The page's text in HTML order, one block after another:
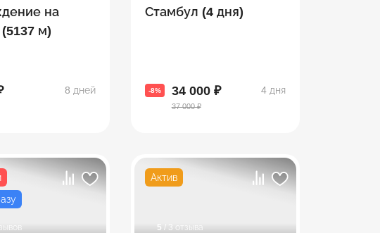
на
м)
8 дней
Стамбул (4 дня)
-8% 34 000 ₽
37 000 ₽
4 дня
Актив
5 / 3 отзыва